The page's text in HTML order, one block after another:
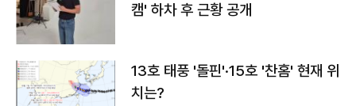
캠' 하차 후 근황 공개
13호 태풍 '돌핀'·15호 '찬홈' 현재 위
치는?